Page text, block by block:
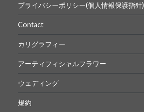
プライバシーポリシー(個人情報保護指針)
Contact
カリグラフィー
アーティフィシャルフラワー
ウェディング
規約